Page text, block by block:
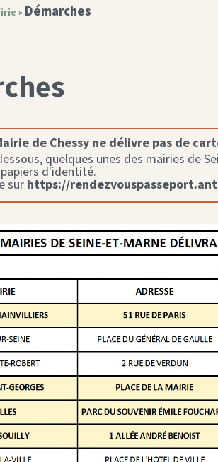
» Démarches
de Chessy ne délivre pas de
quelques unes des mairies de
d'identité.
sur https://